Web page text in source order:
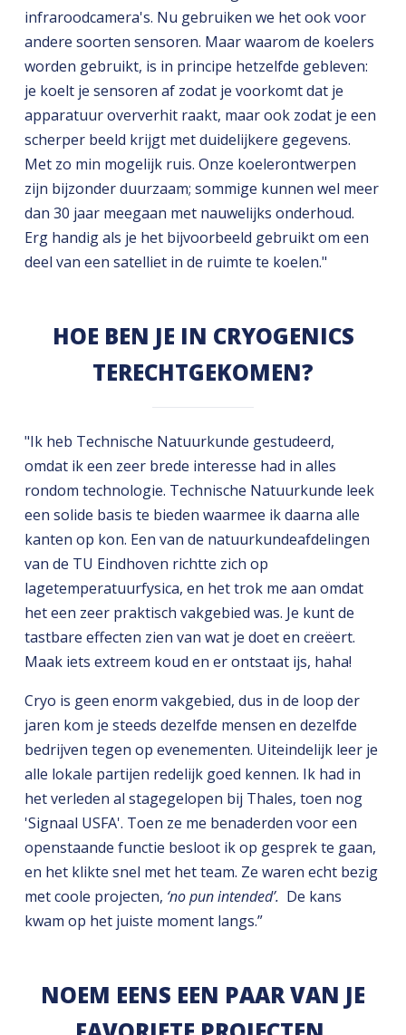
infraroodcamera's. Nu gebruiken we het ook voor
andere soorten sensoren. Maar waarom de koelers
worden gebruikt, is in principe hetzelfde gebleven:
je koelt je sensoren af zodat je voorkomt dat je
apparatuur oververhit raakt, maar ook zodat je een
scherper beeld krijgt met duidelijkere gegevens.
Met zo min mogelijk ruis. Onze koelerontwerpen
zijn bijzonder duurzaam; sommige kunnen wel meer
dan 30 jaar meegaan met nauwelijks onderhoud.
Erg handig als je het bijvoorbeeld gebruikt om een
deel van een satelliet in de ruimte te koelen."
HOE BEN JE IN CRYOGENICS
TERECHTGEKOMEN?
"Ik heb Technische Natuurkunde gestudeerd,
omdat ik een zeer brede interesse had in alles
rondom technologie. Technische Natuurkunde leek
een solide basis te bieden waarmee ik daarna alle
kanten op kon. Een van de natuurkundeafdelingen
van de TU Eindhoven richtte zich op
lagetemperatuurfysica, en het trok me aan omdat
het een zeer praktisch vakgebied was. Je kunt de
tastbare effecten zien van wat je doet en creëert.
Maak iets extreem koud en er ontstaat ijs, haha!
Cryo is geen enorm vakgebied, dus in de loop der
jaren kom je steeds dezelfde mensen en dezelfde
bedrijven tegen op evenementen. Uiteindelijk leer je
alle lokale partijen redelijk goed kennen. Ik had in
het verleden al stagegelopen bij Thales, toen nog
'Signaal USFA'. Toen ze me benaderden voor een
openstaande functie besloot ik op gesprek te gaan,
en het klikte snel met het team. Ze waren echt bezig
met coole projecten, ‘no pun intended’. De kans
kwam op het juiste moment langs.”
NOEM EENS EEN PAAR VAN JE